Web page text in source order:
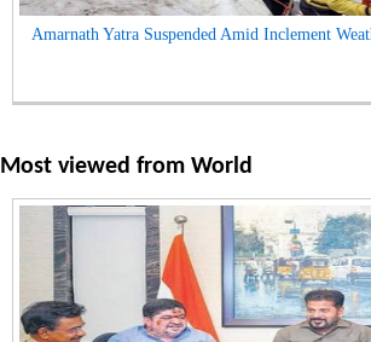
Amarnath Yatra Suspended Amid Inclement
Most viewed from World